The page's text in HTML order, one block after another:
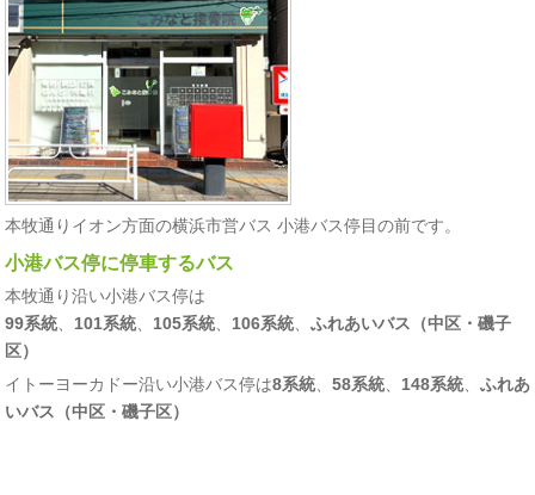
本牧通りイオン方面の横浜市営バス 小港バス停目の前です。
小港バス停に停車するバス
本牧通り沿い小港バス停は
99系統
101系統 105系統 106系統
ふれあいバス（中区・磯子
区）
イトーヨーカドー沿い小港バス停は8系統 58系統 148系統
ふれあ
いバス（中区・磯子区）